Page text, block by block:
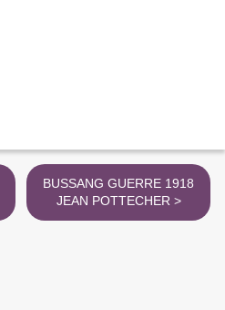
BUSSANG GUERRE 1918
JEAN POTTECHER >